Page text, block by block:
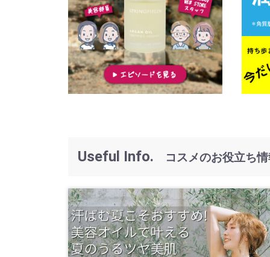
Useful Info. コスメのお役立ち